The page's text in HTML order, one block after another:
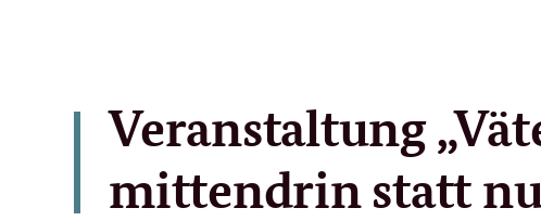
Veranstaltung
mittendrin statt